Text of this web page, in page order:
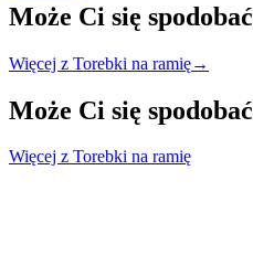
Może Ci się spodobać
Więcej z Torebki na ramię→
Może Ci się spodobać
Więcej z Torebki na ramię